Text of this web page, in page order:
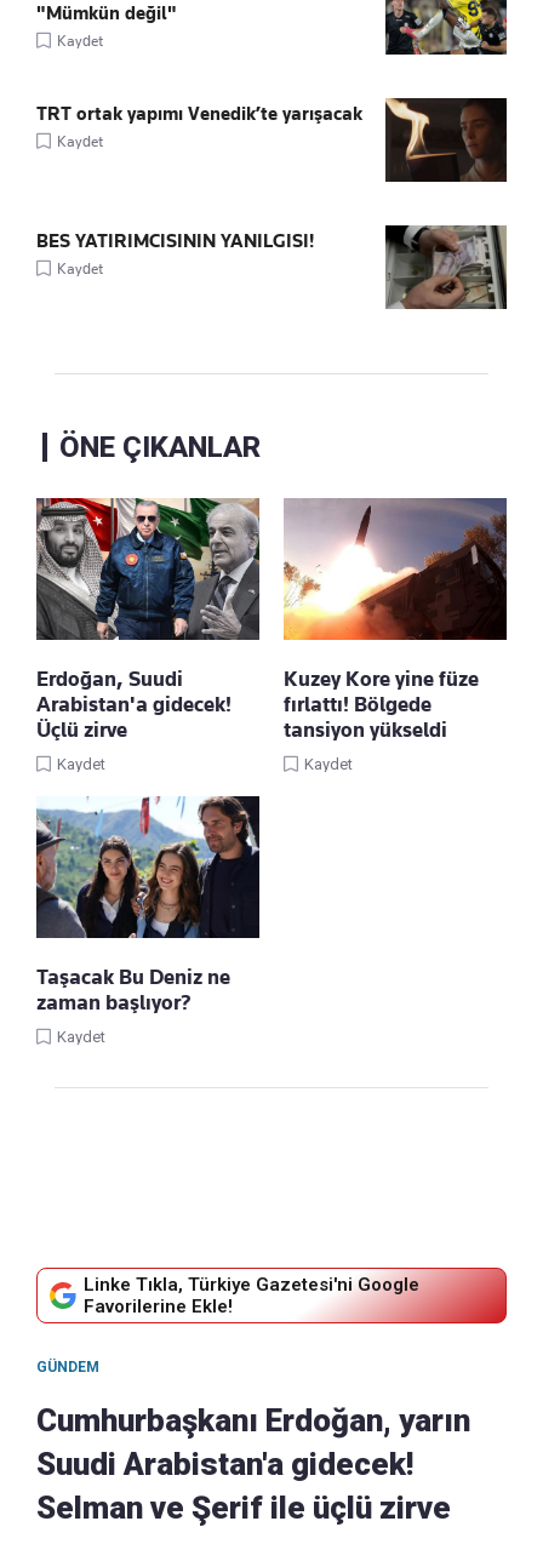
"Mümkün değil"
Kaydet
TRT ortak yapımı Venedik’te yarışacak
Kaydet
BES YATIRIMCISININ YANILGISI!
Kaydet
ÖNE ÇIKANLAR
Erdoğan, Suudi
Arabistan'a gidecek!
Üçlü zirve
Kaydet
Kuzey Kore yine füze
fırlattı! Bölgede
tansiyon yükseldi
Kaydet
Taşacak Bu Deniz ne
zaman başlıyor?
Kaydet
Linke Tıkla, Türkiye Gazetesi'ni Google
Favorilerine Ekle!
GÜNDEM
Cumhurbaşkanı Erdoğan, yarın
Suudi Arabistan'a gidecek!
Selman ve Şerif ile üçlü zirve